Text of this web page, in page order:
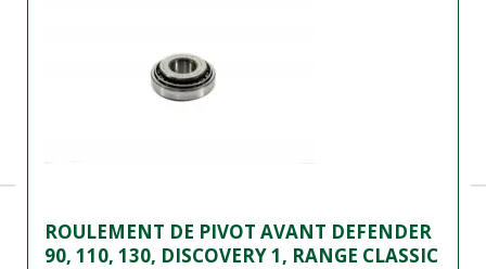
ROULEMENT DE PIVOT AVANT DEFENDER
90, 110, 130, DISCOVERY 1, RANGE CLASSIC